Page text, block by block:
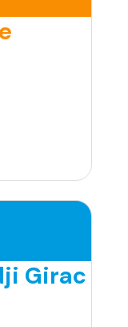
Girac